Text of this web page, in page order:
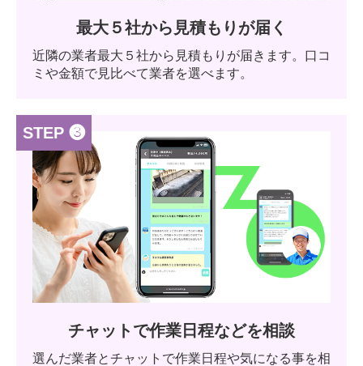
最大５社から見積もりが届く
近隣の業者最大５社から見積もりが届きます。口コ
ミや金額で見比べて業者を選べます。
STEP ❸
チャットで作業日程などを相談
選んだ業者とチャットで作業日程や気になる事を相